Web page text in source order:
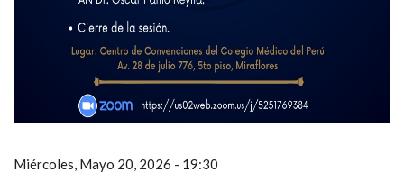
Miércoles, Mayo 20, 2026 - 19:30